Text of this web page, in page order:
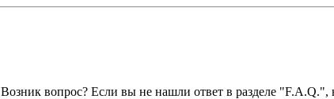
Возник вопрос? Если вы не нашли ответ в разделе